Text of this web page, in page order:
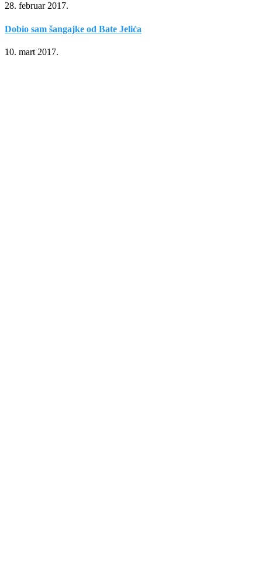
28. februar 2017.
Dobio sam šangajke od Bate Jelića
10. mart 2017.